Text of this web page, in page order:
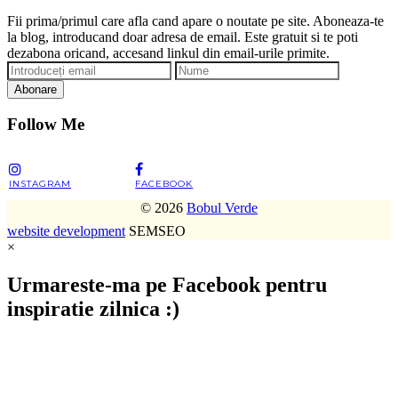
Fii prima/primul care afla cand apare o noutate pe site. Aboneaza-te
la blog, introducand doar adresa de email. Este gratuit si te poti
dezabona oricand, accesand linkul din email-urile primite.
Abonare
Follow Me
INSTAGRAM FACEBOOK
© 2026 Bobul Verde
website development SEMSEO
×
Urmareste-ma pe Facebook pentru
inspiratie zilnica :)